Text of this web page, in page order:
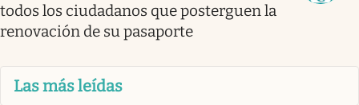
todos los ciudadanos que posterguen la
renovación de su pasaporte
Las más leídas